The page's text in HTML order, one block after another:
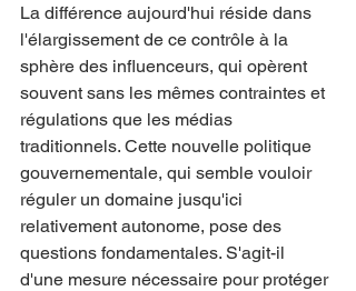
La différence aujourd'hui réside dans
l'élargissement de ce contrôle à la
sphère des influenceurs, qui opèrent
souvent sans les mêmes contraintes et
régulations que les médias
traditionnels. Cette nouvelle politique
gouvernementale, qui semble vouloir
réguler un domaine jusqu'ici
relativement autonome, pose des
questions fondamentales. S'agit-il
d'une mesure nécessaire pour protéger